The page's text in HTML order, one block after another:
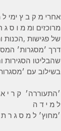
אחרי מ ק ב ץ ימי ל
מרוכזים ומ מ ו ס ג
של פגישות ,הכנות
דרך ׳מסגרות׳
שהבליטו הסגירות
בשילוב עם
׳התעוררה׳  ק ר י
ל מ י ד ה
׳מחוץ׳ ל מ ס ג ר ת